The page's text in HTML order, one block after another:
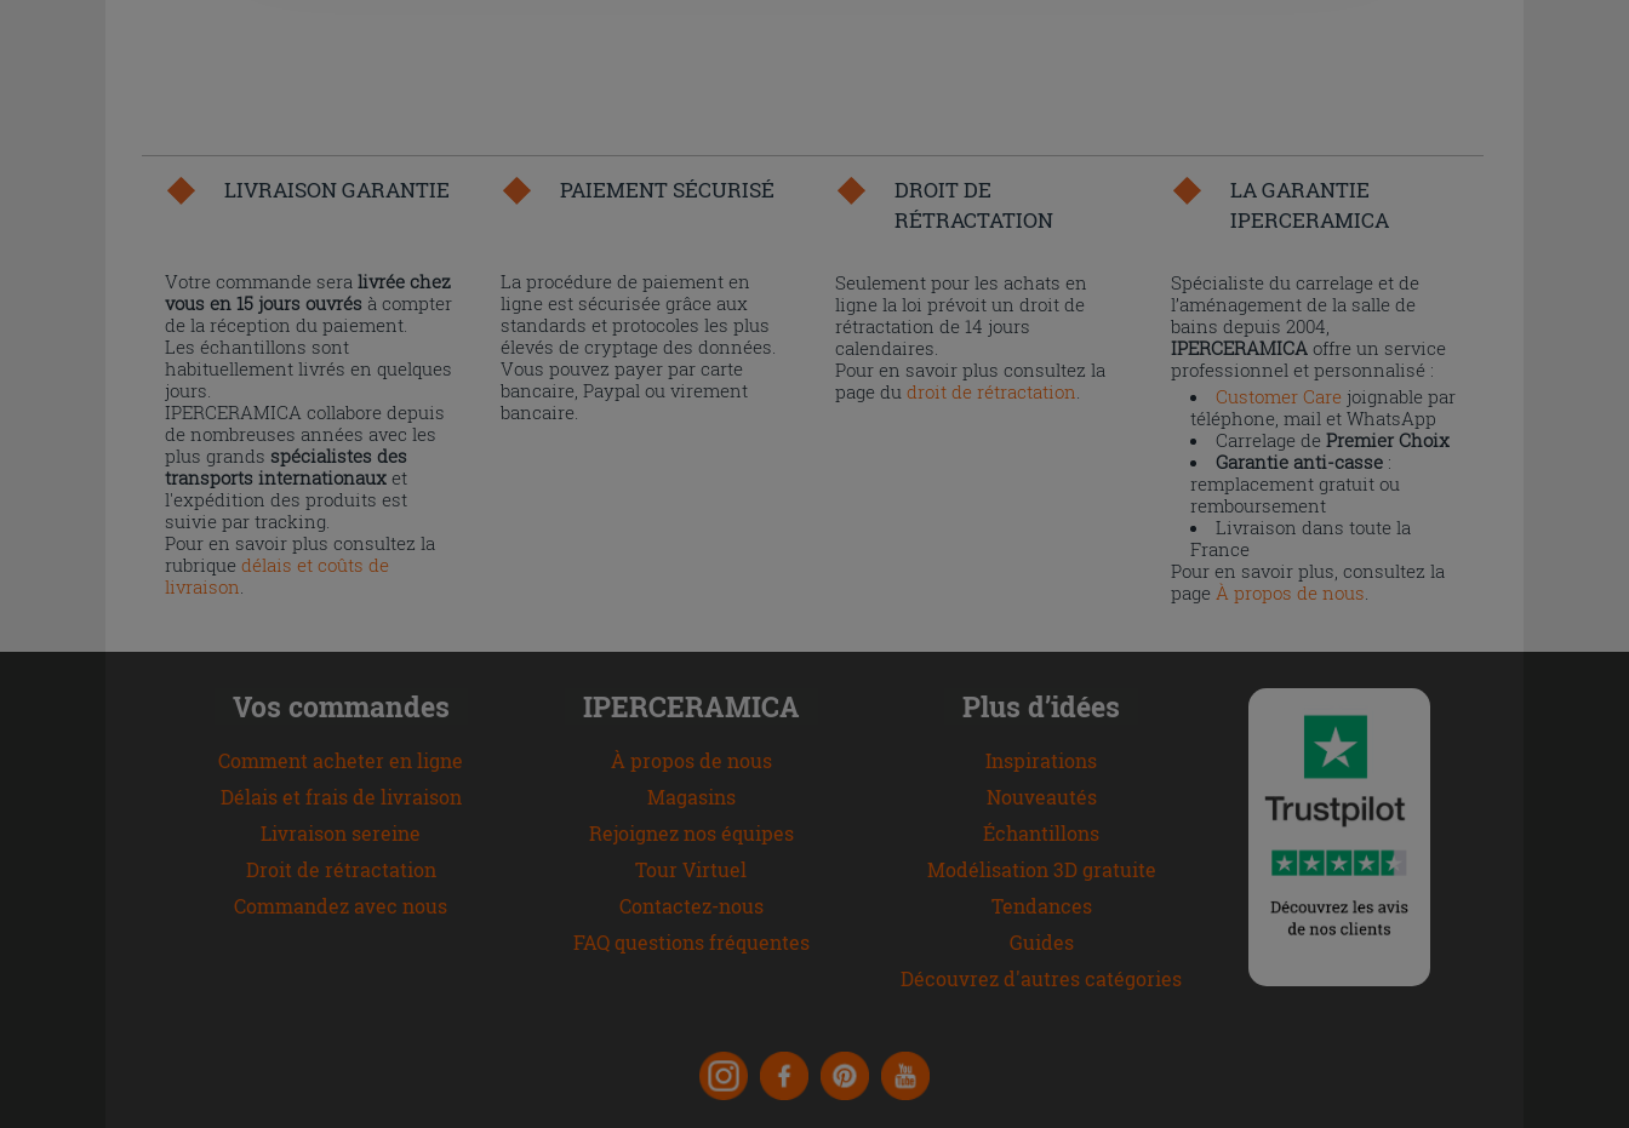
LIVRAISON GARANTIE
Votre commande sera livrée chez
vous en 15 jours ouvrés à compter
de la réception du paiement.
Les échantillons sont
habituellement livrés en quelques
jours.
IPERCERAMICA collabore depuis
de nombreuses années avec les
plus grands spécialistes des
transports internationaux et
l'expédition des produits est
suivie par tracking.
Pour en savoir plus consultez la
rubrique délais et coûts de
livraison.
PAIEMENT SÉCURISÉ
La procédure de paiement en
ligne est sécurisée grâce aux
standards et protocoles les plus
élevés de cryptage des données.
Vous pouvez payer par carte
bancaire, Paypal ou virement
bancaire.
DROIT DE
RÉTRACTATION
Seulement pour les achats en
ligne la loi prévoit un droit de
rétractation de 14 jours
calendaires.
Pour en savoir plus consultez la
page dudroit de rétractation.
LA GARANTIE
IPERCERAMICA
Spécialiste du carrelage et de
l’aménagement de la salle de
bains depuis 2004,
IPERCERAMICAoffre un service
professionnel et personnalisé :
Customer Carejoignable par
téléphone, mail et WhatsApp
Carrelage de Premier Choix
Garantie anti-casse:
remplacement gratuit ou
remboursement
Livraison dans toute la
France
Pour en savoir plus, consultez la
page À propos de nous.
Vos commandes
Comment acheter en ligne
Délais et frais de livraison
Livraison sereine
Droit de rétractation
Commandez avec nous
IPERCERAMICA
À propos de nous
Magasins
Rejoignez nos équipes
Tour Virtuel
Contactez-nous
FAQ questions fréquentes
Plus d’idées
Inspirations
Nouveautés
Échantillons
Modélisation 3D gratuite
Tendances
Guides
Découvrez d'autres catégories